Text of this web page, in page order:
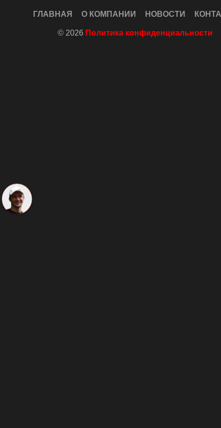
ГЛАВНАЯ О КОМПАНИИ НОВОСТИ
© 2026 Политика конфиденциальности